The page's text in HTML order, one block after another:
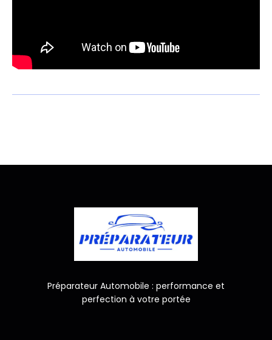
Préparateur Automobile : performance et
perfection à votre portée